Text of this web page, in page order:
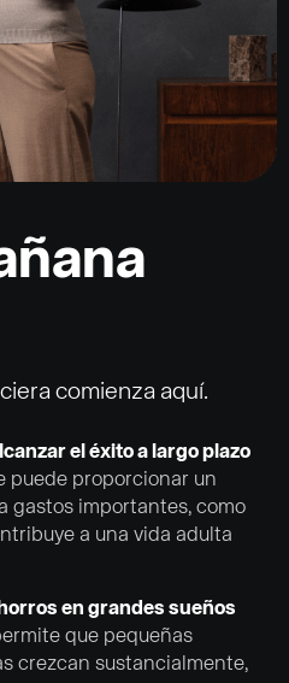
comienza aquí.
el éxito a largo plazo
puede proporcionar un
gastos importantes, como
a una vida adulta
en grandes sueños
que pequeñas
crezcan sustancialmente,